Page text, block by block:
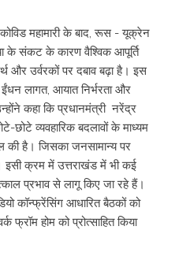
महामारी के बाद, रूस - यूक्रेन
के संकट के कारण वैश्विक आपूर्ति
और उर्वरकों पर दबाव बढ़ा है। इस
लागत, आयात निर्भरता और
कहा कि प्रधानमंत्री नरेंद्र
छोटे व्यवहारिक बदलावों के माध्यम
की है। जिसका जनसामान्य पर
इसी क्रम में उत्तराखंड में भी कई
प्रभाव से लागू किए जा रहे हैं।
कॉन्फ्रेंसिंग आधारित बैठकों को
फ्रॉम होम को प्रोत्साहित किया